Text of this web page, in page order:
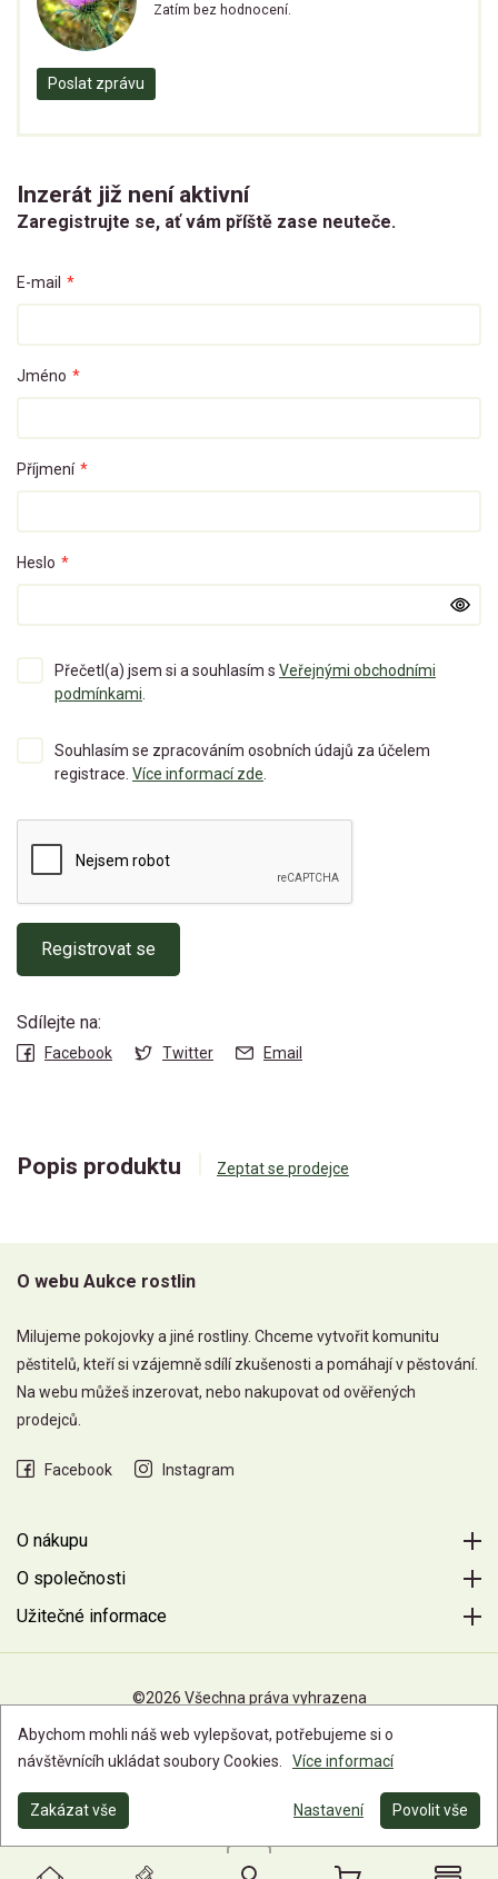
Zatím bez hodnocení.
Poslat zprávu
Inzerát již není aktivní
Zaregistrujte se, ať vám příště zase neuteče.
E-mail *
Jméno *
Příjmení *
Heslo *
Přečetl(a) jsem si a souhlasím s Veřejnými obchodními
podmínkami.
Souhlasím se zpracováním osobních údajů za účelem
registrace. Více informací zde.
Registrovat se
Sdílejte na:
Facebook Twitter Email
Popis produktu Zeptat se prodejce
O webu Aukce rostlin
Milujeme pokojovky a jiné rostliny. Chceme vytvořit komunitu
pěstitelů, kteří si vzájemně sdílí zkušenosti a pomáhají v pěstování.
Na webu můžeš inzerovat, nebo nakupovat od ověřených
prodejců.
Facebook Instagram
O nákupu
O společnosti
Užitečné informace
©2026 Všechna práva vyhrazena
Abychom mohli náš web vylepšovat, potřebujeme si o
návštěvnícíh ukládat soubory Cookies.
Více informací
Zakázat vše Nastavení Povolit vše